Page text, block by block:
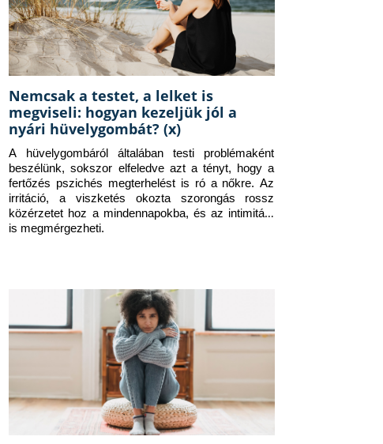
Nemcsak a testet, a lelket is
megviseli: hogyan kezeljük jól a
nyári hüvelygombát? (x)
A hüvelygombáról általában testi problémaként
beszélünk, sokszor elfeledve azt a tényt, hogy a
fertőzés pszichés megterhelést is ró a nőkre. Az
irritáció, a viszketés okozta szorongás rossz
közérzetet hoz a mindennapokba, és az intimitást
is megmérgezheti.